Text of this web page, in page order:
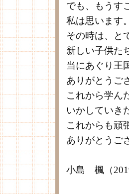
でも、もうす
私は思います
その時は、と
新しい子供た
当にあぐり王
ありがとうご
これから学ん
いかしていき
これからも頑
ありがとうご
小島 楓（